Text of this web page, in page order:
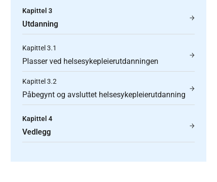
Kapittel 3
Utdanning
Kapittel 3.1
Plasser ved helsesykepleierutdanningen
Kapittel 3.2
Påbegynt og avsluttet helsesykepleierutdanning
Kapittel 4
Vedlegg